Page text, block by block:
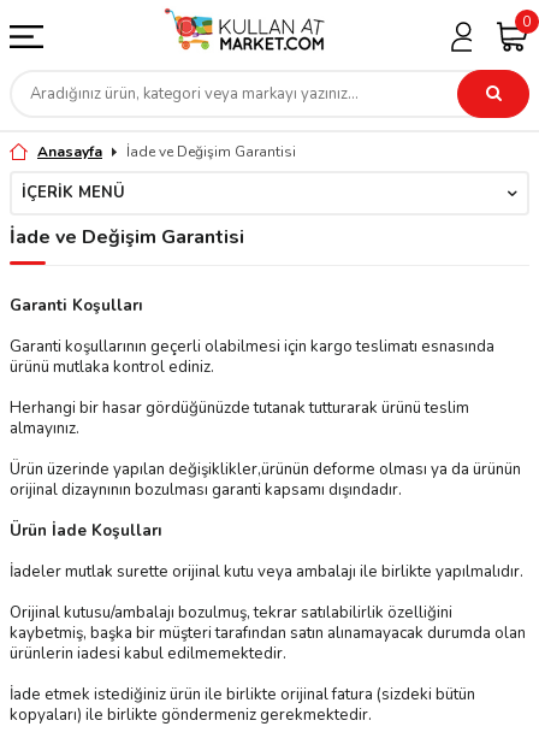
0
Anasayfa İade ve Değişim Garantisi
İÇERIK MENÜ
İade ve Değişim Garantisi
Garanti Koşulları
Garanti koşullarının geçerli olabilmesi için kargo teslimatı esnasında
ürünü mutlaka kontrol ediniz.
Herhangi bir hasar gördüğünüzde tutanak tutturarak ürünü teslim
almayınız.
Ürün üzerinde yapılan değişiklikler,ürünün deforme olması ya da ürünün
orijinal dizaynının bozulması garanti kapsamı dışındadır.
Ürün İade Koşulları
İadeler mutlak surette orijinal kutu veya ambalajı ile birlikte yapılmalıdır.
Orijinal kutusu/ambalajı bozulmuş, tekrar satılabilirlik özelliğini
kaybetmiş, başka bir müşteri tarafından satın alınamayacak durumda olan
ürünlerin iadesi kabul edilmemektedir.
İade etmek istediğiniz ürün ile birlikte orijinal fatura (sizdeki bütün
kopyaları) ile birlikte göndermeniz gerekmektedir.